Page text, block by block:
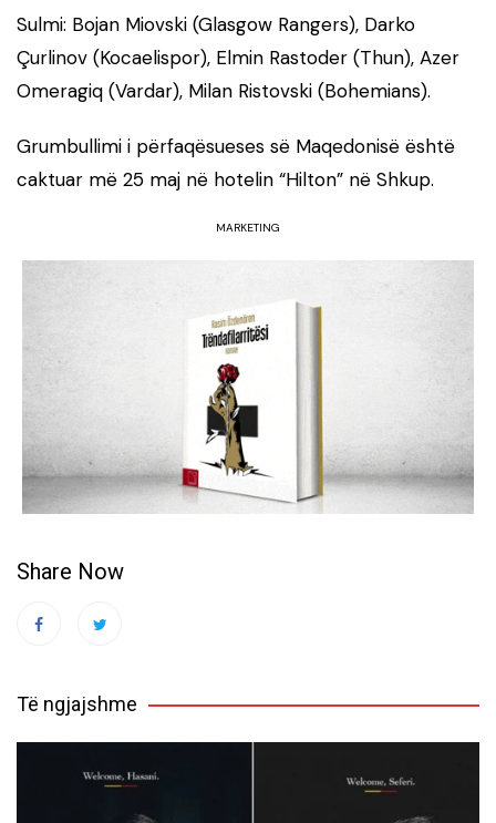
Sulmi: Bojan Miovski (Glasgow Rangers), Darko
Çurlinov (Kocaelispor), Elmin Rastoder (Thun), Azer
Omeragiq (Vardar), Milan Ristovski (Bohemians).
Grumbullimi i përfaqësueses së Maqedonisë është
caktuar më 25 maj në hotelin “Hilton” në Shkup.
MARKETING
Share Now
Të ngjajshme